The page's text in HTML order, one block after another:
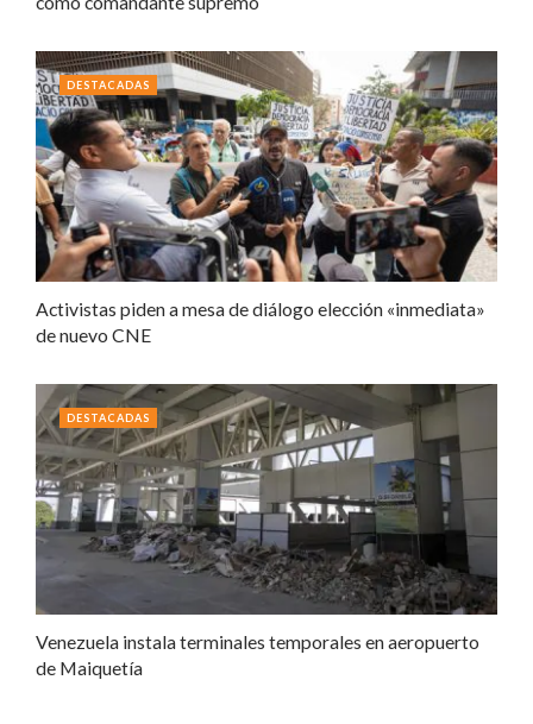
Activistas piden a mesa de diálogo elección «inmediata»
de nuevo CNE
DESTACADAS
Venezuela instala terminales temporales en aeropuerto
de Maiquetía
DESTACADAS